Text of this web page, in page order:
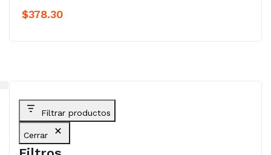
$378.30
Filtrar productos
Cerrar